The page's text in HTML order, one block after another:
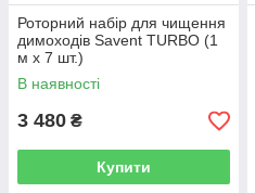
Роторний набір для чищення
димоходів Savеnt TURBO (1
м х 7 шт.)
В наявності
3 480 ₴
Купити